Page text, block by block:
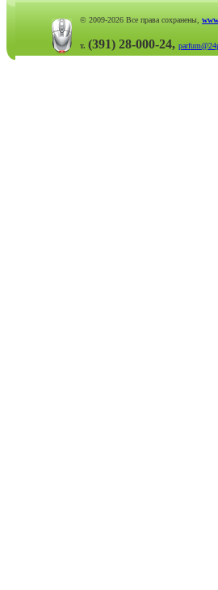
© 2009-2026 Все права сохранены,
т. (391) 28-000-24,